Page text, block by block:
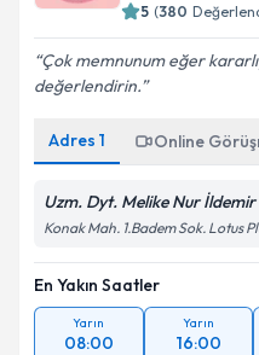
5 (380
Çok memnunum eğer
değerlendirin.
Adres 1 Online
Uzm. Dyt. Melike Nur İldemir
Konak Mah. 1.Badem Sok. Lotus
En Yakın Saatler
Yarın
08:00
Yarın
16:00